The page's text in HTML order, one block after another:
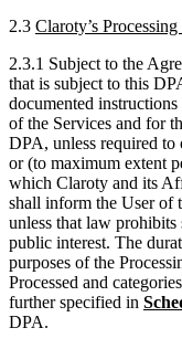
2.3 Claroty’s
2.3.1 Subject to the
that is subject to this
documented
of the Services and for
DPA, unless required
or (to maximum extent
which Claroty and its
shall inform the User of
unless that law
public interest. The
purposes of the
Processed and
further specified in
DPA.